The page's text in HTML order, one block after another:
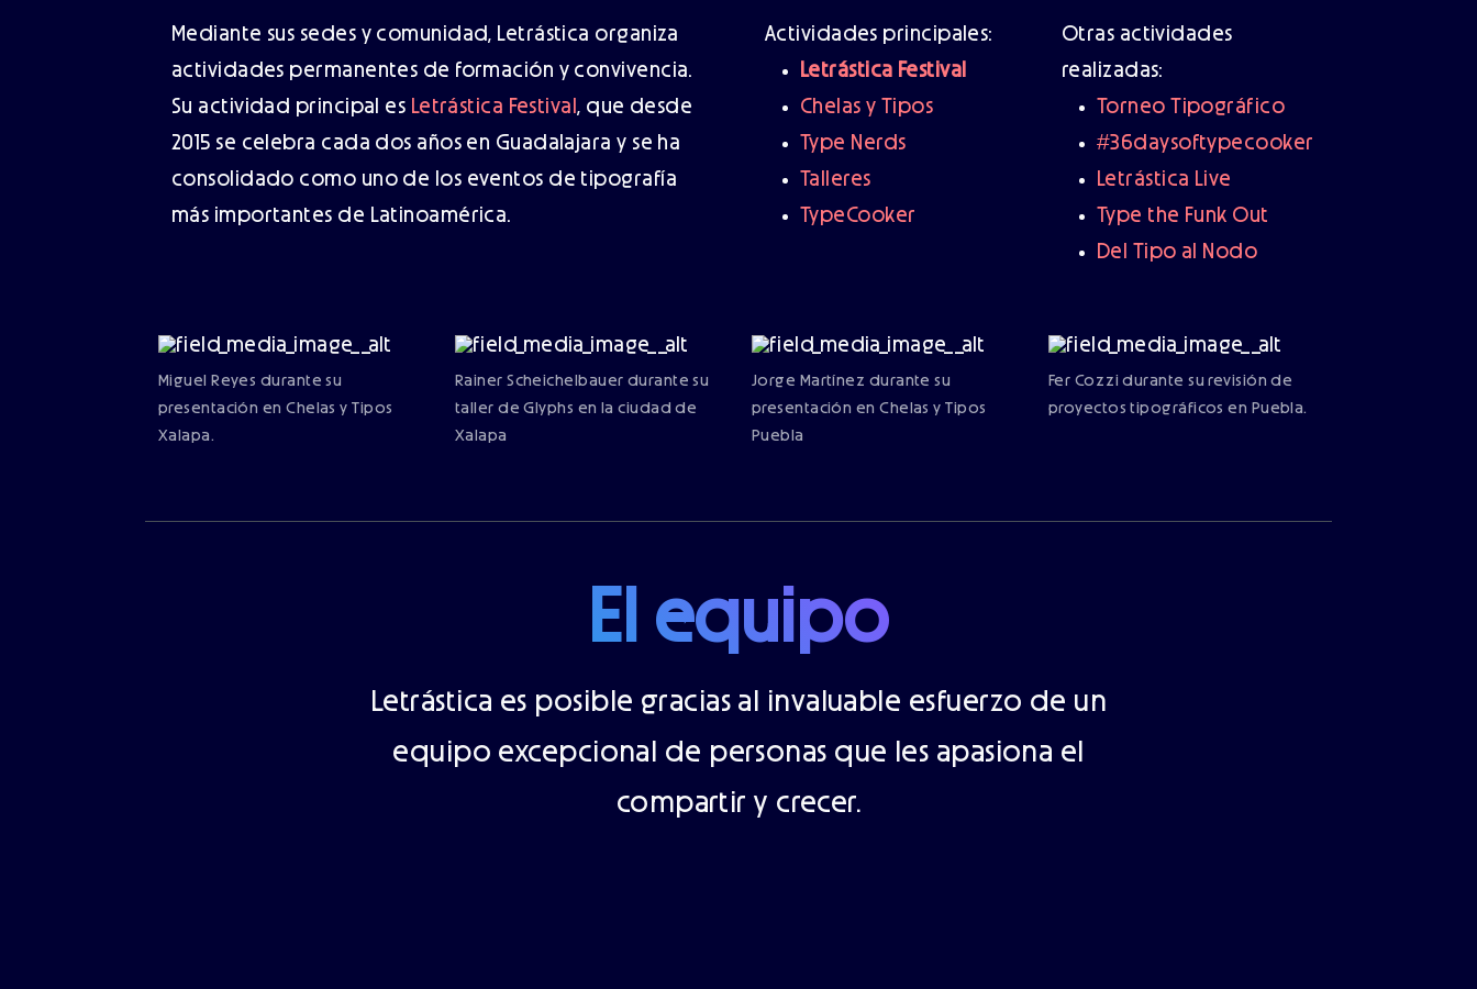
Mediante sus sedes y comunidad, Letrástica organiza
actividades permanentes de formación y convivencia.
Su actividad principal es Letrástica Festival, que desde
2015 se celebra cada dos años en Guadalajara y se ha
consolidado como uno de los eventos de tipografía
más importantes de Latinoamérica.
Actividades principales:
Letrástica Festival
Chelas y Tipos
Type Nerds
Talleres
TypeCooker
Otras actividades
realizadas:
Torneo Tipográfico
#36daysoftypecooker
Letrástica Live
Type the Funk Out
Del Tipo al Nodo
Miguel Reyes durante su
presentación en Chelas y Tipos
Xalapa.
Rainer Scheichelbauer durante su
taller de Glyphs en la ciudad de
Xalapa
Jorge Martínez durante su
presentación en Chelas y Tipos
Puebla
Fer Cozzi durante su revisión de
proyectos tipográficos en Puebla.
El equipo
Letrástica es posible gracias al invaluable esfuerzo de un
equipo excepcional de personas que les apasiona el
compartir y crecer.